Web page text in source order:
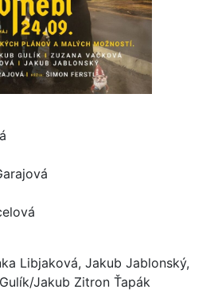
Libjaková, Jakub Jablonský,
Jakub Zitron Ťapák